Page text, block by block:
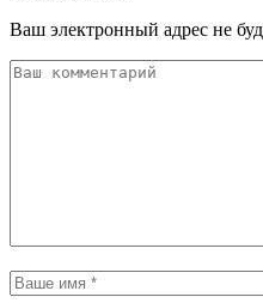
Ваш электронный адрес не